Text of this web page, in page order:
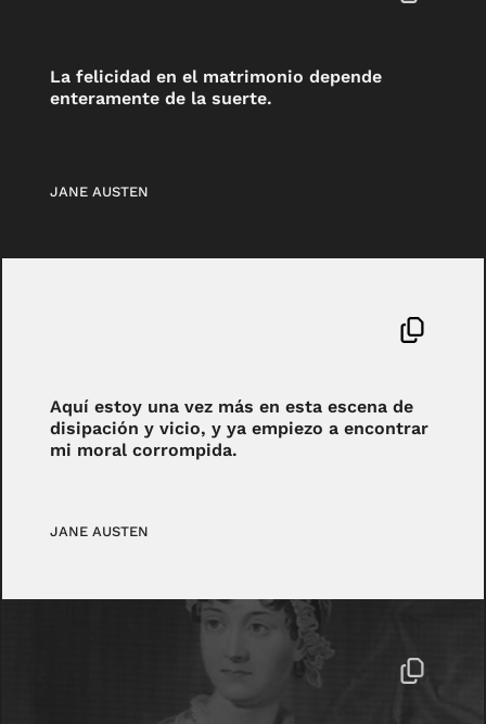
La felicidad en el matrimonio depende
enteramente de la suerte.
JANE AUSTEN
Aquí estoy una vez más en esta escena de
disipación y vicio, y ya empiezo a encontrar
mi moral corrompida.
JANE AUSTEN